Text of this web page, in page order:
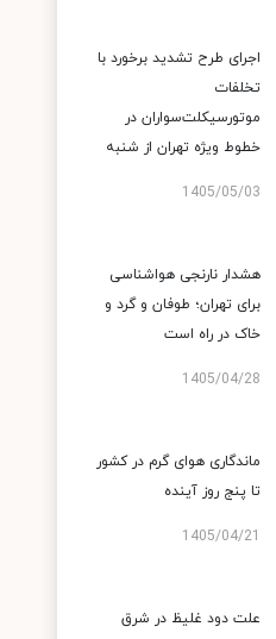
اجرای طرح تشدید برخورد با
تخلفات
موتورسیکلت‌سواران در
خطوط ویژه تهران از شنبه
1405/05/03
هشدار نارنجی هواشناسی
برای تهران؛ طوفان و گرد و
خاک در راه است
1405/04/28
ماندگاری هوای گرم در کشور
تا پنج روز آینده
1405/04/21
علت دود غلیظ در شرق